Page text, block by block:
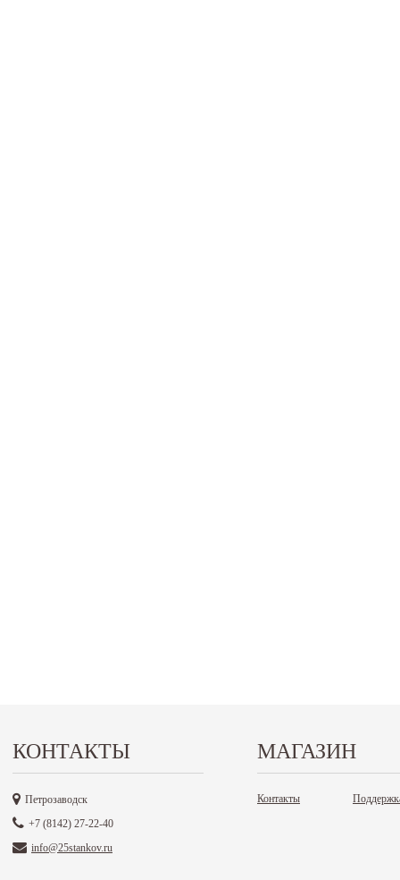
КОНТАКТЫ
Петрозаводск
+7 (8142) 27-22-40
info@25stankov.ru
МАГАЗИН
Контакты